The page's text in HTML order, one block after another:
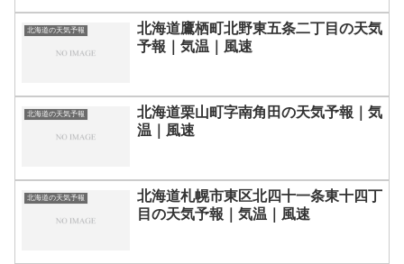
北海道の天気予報
北海道鷹栖町北野東五条二丁目の天気
予報｜気温｜風速
北海道の天気予報
北海道栗山町字南角田の天気予報｜気
温｜風速
北海道の天気予報
北海道札幌市東区北四十一条東十四丁
目の天気予報｜気温｜風速